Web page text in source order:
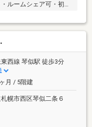
ルームシェア可・初期
西線 琴似駅 徒歩3分
月 / 5階建
幌市西区琴似二条６